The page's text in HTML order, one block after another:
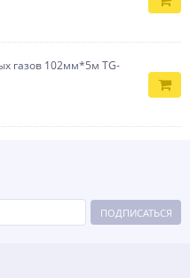
газов 102мм*5м TG-
ПОДПИСАТЬСЯ